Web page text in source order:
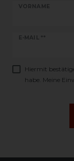
VORNAME
E-MAIL **
Newsletter
Hiermit
habe. Meine